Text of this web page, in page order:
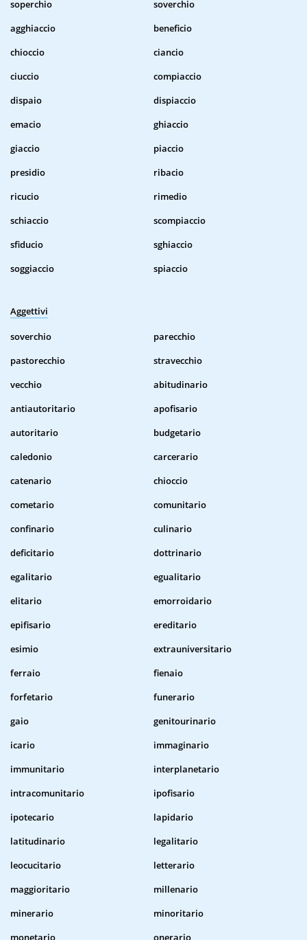
soperchio
soverchio
agghiaccio
beneficio
chioccio
ciancio
ciuccio
compiaccio
dispaio
dispiaccio
emacio
ghiaccio
giaccio
piaccio
presidio
ribacio
ricucio
rimedio
schiaccio
scompiaccio
sfiducio
sghiaccio
soggiaccio
spiaccio
Aggettivi
soverchio
parecchio
pastorecchio
stravecchio
vecchio
abitudinario
antiautoritario
apofisario
autoritario
budgetario
caledonio
carcerario
catenario
chioccio
cometario
comunitario
confinario
culinario
deficitario
dottrinario
egalitario
egualitario
elitario
emorroidario
epifisario
ereditario
esimio
extrauniversitario
ferraio
fienaio
forfetario
funerario
gaio
genitourinario
icario
immaginario
immunitario
interplanetario
intracomunitario
ipofisario
ipotecario
lapidario
latitudinario
legalitario
leocucitario
letterario
maggioritario
millenario
minerario
minoritario
monetario
onerario